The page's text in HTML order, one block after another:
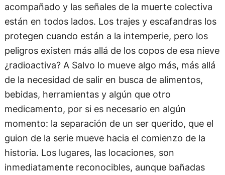
acompañado y las señales de la muerte colectiva
están en todos lados. Los trajes y escafandras los
protegen cuando están a la intemperie, pero los
peligros existen más allá de los copos de esa nieve
¿radioactiva? A Salvo lo mueve algo más, más allá
de la necesidad de salir en busca de alimentos,
bebidas, herramientas y algún que otro
medicamento, por si es necesario en algún
momento: la separación de un ser querido, que el
guion de la serie mueve hacia el comienzo de la
historia. Los lugares, las locaciones, son
inmediatamente reconocibles, aunque bañadas